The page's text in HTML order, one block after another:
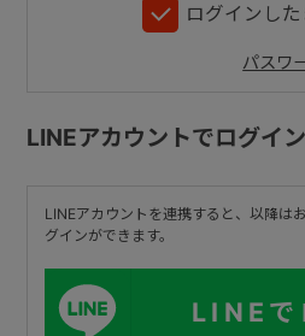
ログインし
パスワ
LINEアカウントでログイン
LINEアカウントを連携すると、以降は
グインができます。
LINEで